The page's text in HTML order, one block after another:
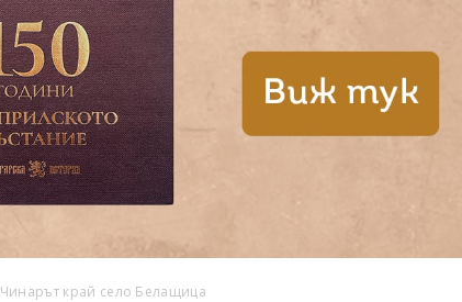
Чинарът край село Белащица